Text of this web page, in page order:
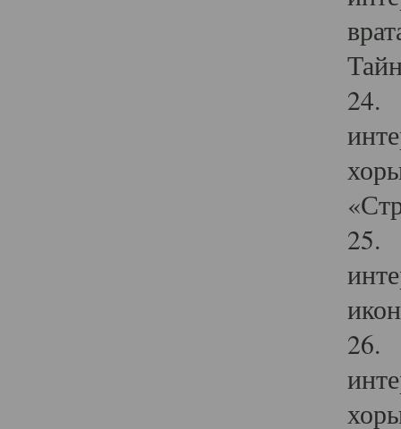
24.
25.
26.